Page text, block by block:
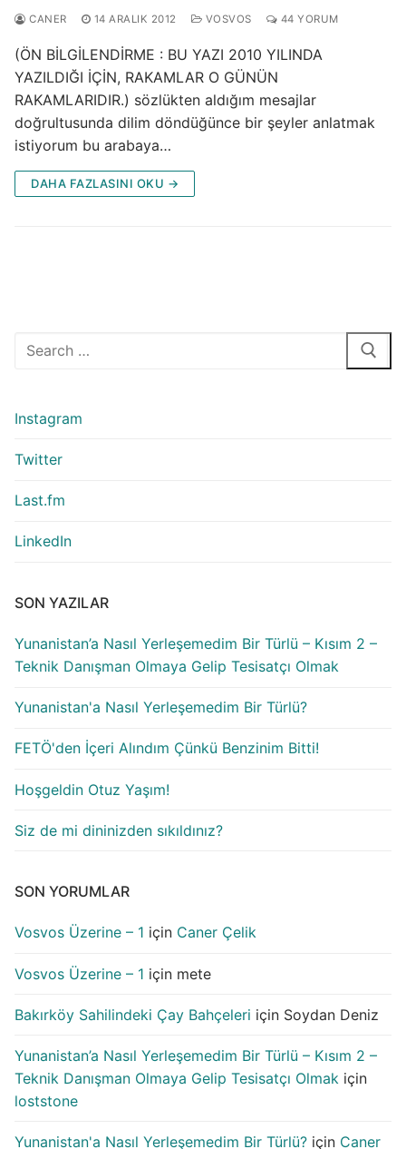
CANER 14 ARALIK 2012 VOSVOS 44 YORUM
(ÖN BİLGİLENDİRME : BU YAZI 2010 YILINDA
YAZILDIĞI İÇİN, RAKAMLAR O GÜNÜN
RAKAMLARIDIR.) sözlükten aldığım mesajlar
doğrultusunda dilim döndüğünce bir şeyler anlatmak
istiyorum bu arabaya…
DAHA FAZLASINI OKU →
Arama:
Instagram
Twitter
Last.fm
LinkedIn
SON YAZILAR
Yunanistan’a Nasıl Yerleşemedim Bir Türlü – Kısım 2 –
Teknik Danışman Olmaya Gelip Tesisatçı Olmak
Yunanistan'a Nasıl Yerleşemedim Bir Türlü?
FETÖ'den İçeri Alındım Çünkü Benzinim Bitti!
Hoşgeldin Otuz Yaşım!
Siz de mi dininizden sıkıldınız?
SON YORUMLAR
Vosvos Üzerine – 1 için Caner Çelik
Vosvos Üzerine – 1 için mete
Bakırköy Sahilindeki Çay Bahçeleri için Soydan Deniz
Yunanistan’a Nasıl Yerleşemedim Bir Türlü – Kısım 2 –
Teknik Danışman Olmaya Gelip Tesisatçı Olmak için
loststone
Yunanistan'a Nasıl Yerleşemedim Bir Türlü? için Caner